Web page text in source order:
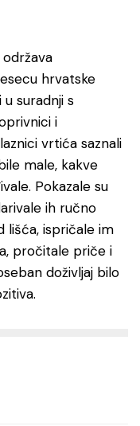
hrvatske
u suradnji s
i
vrtića saznali
male, kakve
Pokazale su
ih ručno
lišća, ispričale im
pročitale priče i
doživljaj bilo